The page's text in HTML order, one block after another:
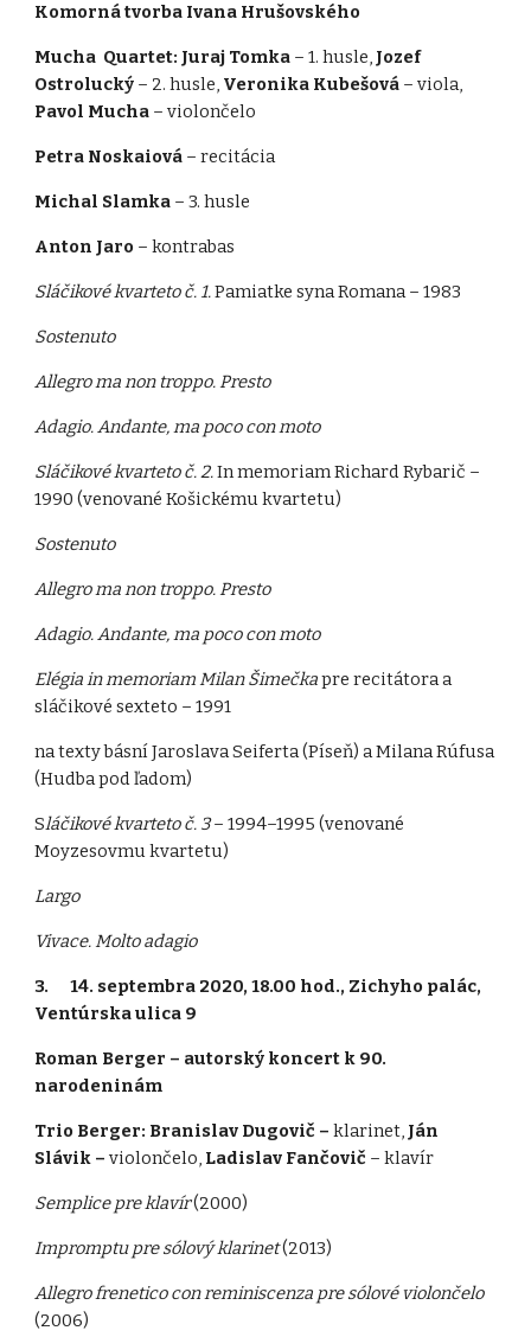
Komorná tvorba Ivana Hrušovského
Mucha Quartet: Juraj Tomka – 1. husle, Jozef
Ostrolucký – 2. husle, Veronika Kubešová – viola,
Pavol Mucha – violončelo
Petra Noskaiová – recitácia
Michal Slamka – 3. husle
Anton Jaro – kontrabas
Sláčikové kvarteto č. 1.Pamiatke syna Romana – 1983
Sostenuto
Allegro ma non troppo. Presto
Adagio. Andante, ma poco con moto
Sláčikové kvarteto č. 2.In memoriam Richard Rybarič –
1990 (venované Košickému kvartetu)
Sostenuto
Allegro ma non troppo. Presto
Adagio. Andante, ma poco con moto
Elégia in memoriam Milan Šimečkapre recitátora a
sláčikové sexteto – 1991
na texty básní Jaroslava Seiferta (Píseň) a Milana Rúfusa
(Hudba pod ľadom)
Sláčikové kvarteto č. 3– 1994–1995 (venované
Moyzesovmu kvartetu)
Largo
Vivace. Molto adagio
3. 14. septembra 2020, 18.00 hod., Zichyho palác,
Ventúrska ulica 9
Roman Berger – autorský koncert k 90.
narodeninám
Trio Berger: Branislav Dugovič –klarinet, Ján
Slávik –violončelo, Ladislav Fančovič – klavír
Semplice pre klavír(2000)
Impromptu pre sólový klarinet(2013)
Allegro frenetico con reminiscenza pre sólové violončelo
(2006)